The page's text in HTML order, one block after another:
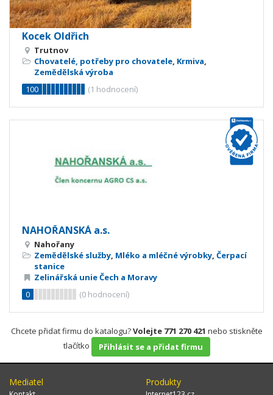
Kocek Oldřich
Trutnov
Chovatelé, potřeby pro chovatele Krmiva
Zemědělská výroba
100
(1 hodnocení)
NAHOŘANSKÁ a.s.
Nahořany
Zemědělské služby, Mléko a mléčné výrobky, Čerpací
stanice
Zelinářská unie Čech a Moravy
0
(0 hodnocení)
Chcete přidat firmu do katalogu?Volejte 771 270 421 nebo stiskněte
tlačítko
Přihlásit se a přidat firmu
Mediatel Produkty